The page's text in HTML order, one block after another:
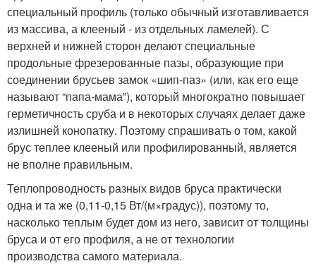
специальный профиль (только обычный изготавливается
из массива, а клееный - из отдельных ламелей). С
верхней и нижней сторон делают специальные
продольные фрезерованные пазы, образующие при
соединении брусьев замок «шип-паз» (или, как его еще
называют “папа-мама”), который многократно повышает
герметичность сруба и в некоторых случаях делает даже
излишней конопатку. Поэтому спрашивать о том, какой
брус теплее клееный или профилированный, является
не вполне правильным.
Теплопроводность разных видов бруса практически
одна и та же (0,11-0,15 Вт/(м×градус)), поэтому то,
насколько теплым будет дом из него, зависит от толщины
бруса и от его профиля, а не от технологии
производства самого материала.